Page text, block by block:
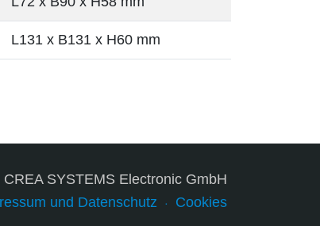
L131 x B131 x H60 mm
SYSTEMS Electronic GmbH
und Datenschutz
Cookies